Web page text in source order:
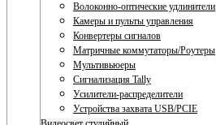
Волоконно-оптические удлинители
Камеры и пульты управления
Конвертеры сигналов
Матричные коммутаторы/Роутеры
Мультивьюеры
Сигнализация Tally
Усилители-распределители
Устройства захвата USB/PCIE